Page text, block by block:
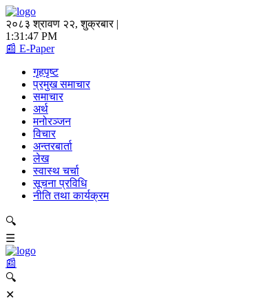
२०८३ श्रावण २२, शुक्रबार |
1:31:48 PM
📰 E-Paper
गृहपृष्ट
प्रमुख समाचार
समाचार
अर्थ
मनोरञ्जन
विचार
अन्तरबार्ता
लेख
स्वास्थ चर्चा
सूचना प्रविधि
नीति तथा कार्यक्रम
🔍
☰
📰
🔍
✕